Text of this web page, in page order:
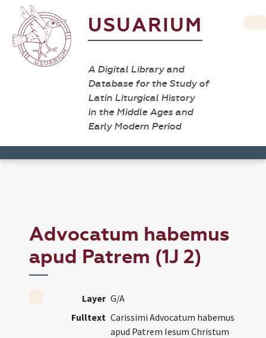
USUARIUM
A Digital Library and
Database for the Study of
Latin Liturgical History
in the Middle Ages and
Early Modern Period
Advocatum habemus
apud Patrem (1J 2)
Layer G/A
Fulltext Carissimi Advocatum habemus
apud Patrem Iesum Christum